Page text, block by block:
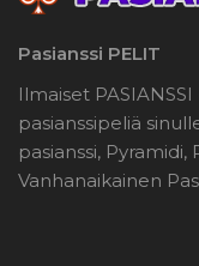
Pasianssi PELIT
Ilmaiset
pasianssipeliä
pasianssi,
Vanhanaikainen